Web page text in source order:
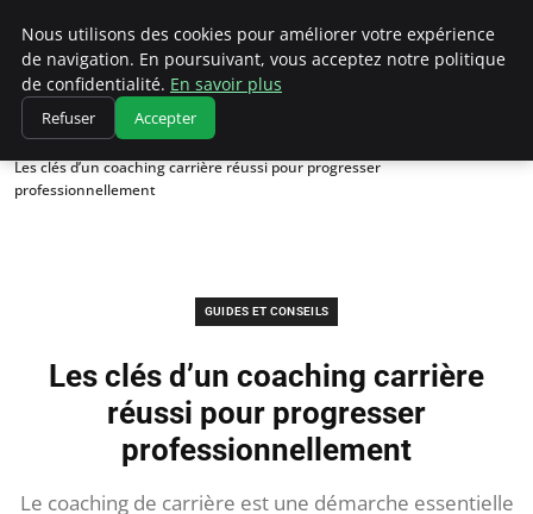
Chasseur De Tête
Accueil
Guides et Conseils
Les clés d’un coaching carrière réussi pour progresser
professionnellement
GUIDES ET CONSEILS
Les clés d’un coaching carrière
réussi pour progresser
professionnellement
Le coaching de carrière est une démarche essentielle
Nous utilisons des cookies pour améliorer votre expérience
de navigation. En poursuivant, vous acceptez notre politique
de confidentialité. En savoir plus
Refuser Accepter